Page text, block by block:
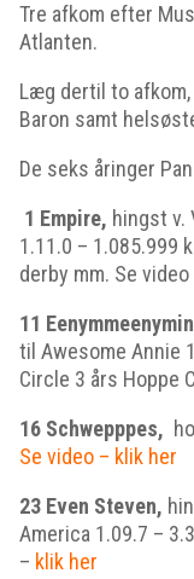
Tre afkom efter
Atlanten.
Læg dertil to
Baron samt
De seks åringer
1 Empire, hingst v.
1.11.0 – 1.085.999
derby mm. Se video
11
til Awesome Annie
Circle 3 års Hoppe
16 Schwepppes,
Se video – klik her
23 Even Steven,
America 1.09.7 –
– klik her